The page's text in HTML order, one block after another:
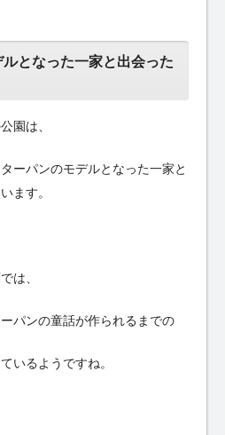
となった一家と出会った
園は、
ーパンのモデルとなった一家と
ます。
は、
パンの童話が作られるまでの
いるようですね。